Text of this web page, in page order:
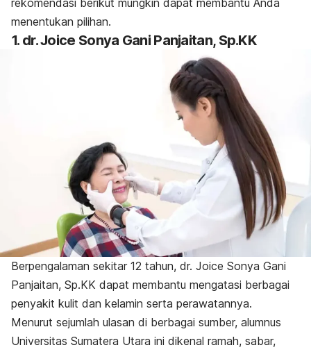
rekomendasi berikut mungkin dapat membantu Anda
menentukan pilihan.
1. dr. Joice Sonya Gani Panjaitan, Sp.KK
Berpengalaman sekitar 12 tahun, dr. Joice Sonya Gani
Panjaitan, Sp.KK dapat membantu mengatasi berbagai
penyakit kulit dan kelamin serta perawatannya.
Menurut sejumlah ulasan di berbagai sumber, alumnus
Universitas Sumatera Utara ini dikenal ramah, sabar,